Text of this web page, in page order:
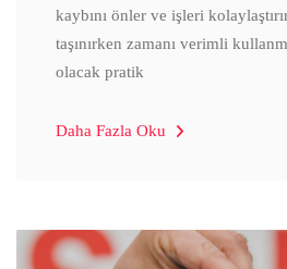
kaybını önler ve işleri
taşınırken zamanı verimli
olacak pratik
Daha Fazla Oku